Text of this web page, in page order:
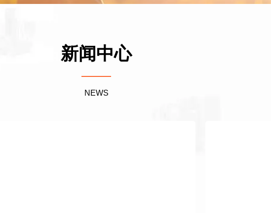
新闻中心
———
NEWS